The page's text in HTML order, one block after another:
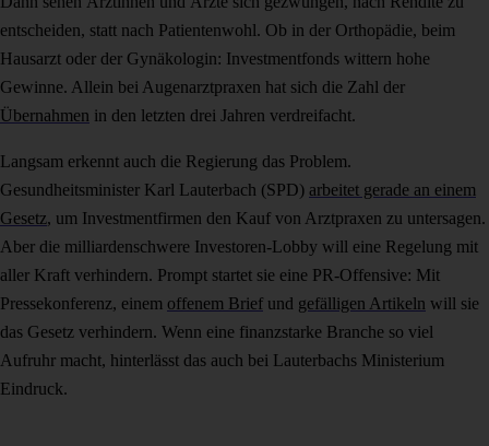
entscheiden, statt nach Patientenwohl. Ob in der Orthopädie, beim
Hausarzt oder der Gynäkologin: Investmentfonds wittern hohe
Gewinne. Allein bei Augenarztpraxen hat sich die Zahl der
Übernahmen in den letzten drei Jahren verdreifacht.
Langsam erkennt auch die Regierung das Problem.
Gesundheitsminister Karl Lauterbach (SPD) arbeitet gerade an einem
Gesetz, um Investmentfirmen den Kauf von Arztpraxen zu untersagen.
Aber die milliardenschwere Investoren-Lobby will eine Regelung mit
aller Kraft verhindern. Prompt startet sie eine PR-Offensive: Mit
Pressekonferenz, einem offenem Brief und gefälligen Artikeln will sie
das Gesetz verhindern. Wenn eine finanzstarke Branche so viel
Aufruhr macht, hinterlässt das auch bei Lauterbachs Ministerium
Eindruck.